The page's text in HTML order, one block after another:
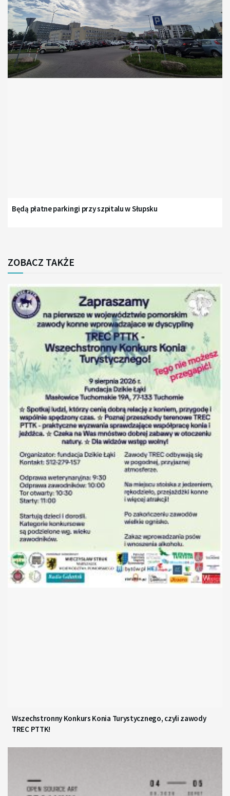
Będą płatne parkingi przy szpitalu w Słupsku
ZOBACZ TAKŻE
Wszechstronny Konkurs Konia Turystycznego, czyli zawody
TREC PTTK!